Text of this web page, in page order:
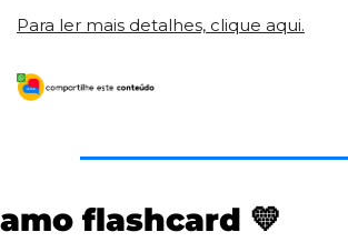
Para ler mais detalhes, clique aqui.
amo flashcard 💛